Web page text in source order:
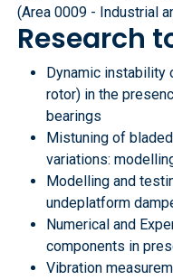
(Area 0009 - Industrial
Research
Dynamic instability
rotor) in the
bearings
Mistuning of
variations:
Modelling and
undeplatform
Numerical and
components in
Vibration